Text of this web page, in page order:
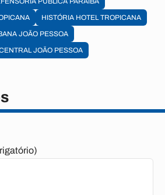
HISTÓRIA HOTEL TROPICANA
JOÃO PESSOA
JOÃO PESSOA